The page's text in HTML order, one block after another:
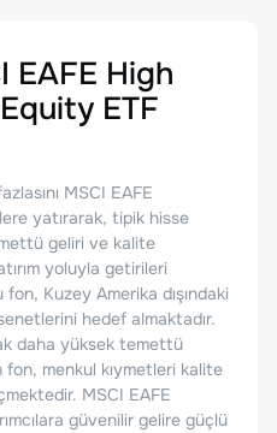
EAFE High
ETF
MSCI EAFE
yatırarak, tipik hisse
geliri ve kalite
yoluyla getirileri
Kuzey Amerika dışındaki
hedef almaktadır.
daha yüksek temettü
menkul kıymetleri kalite
MSCI EAFE
güvenilir gelire güçlü